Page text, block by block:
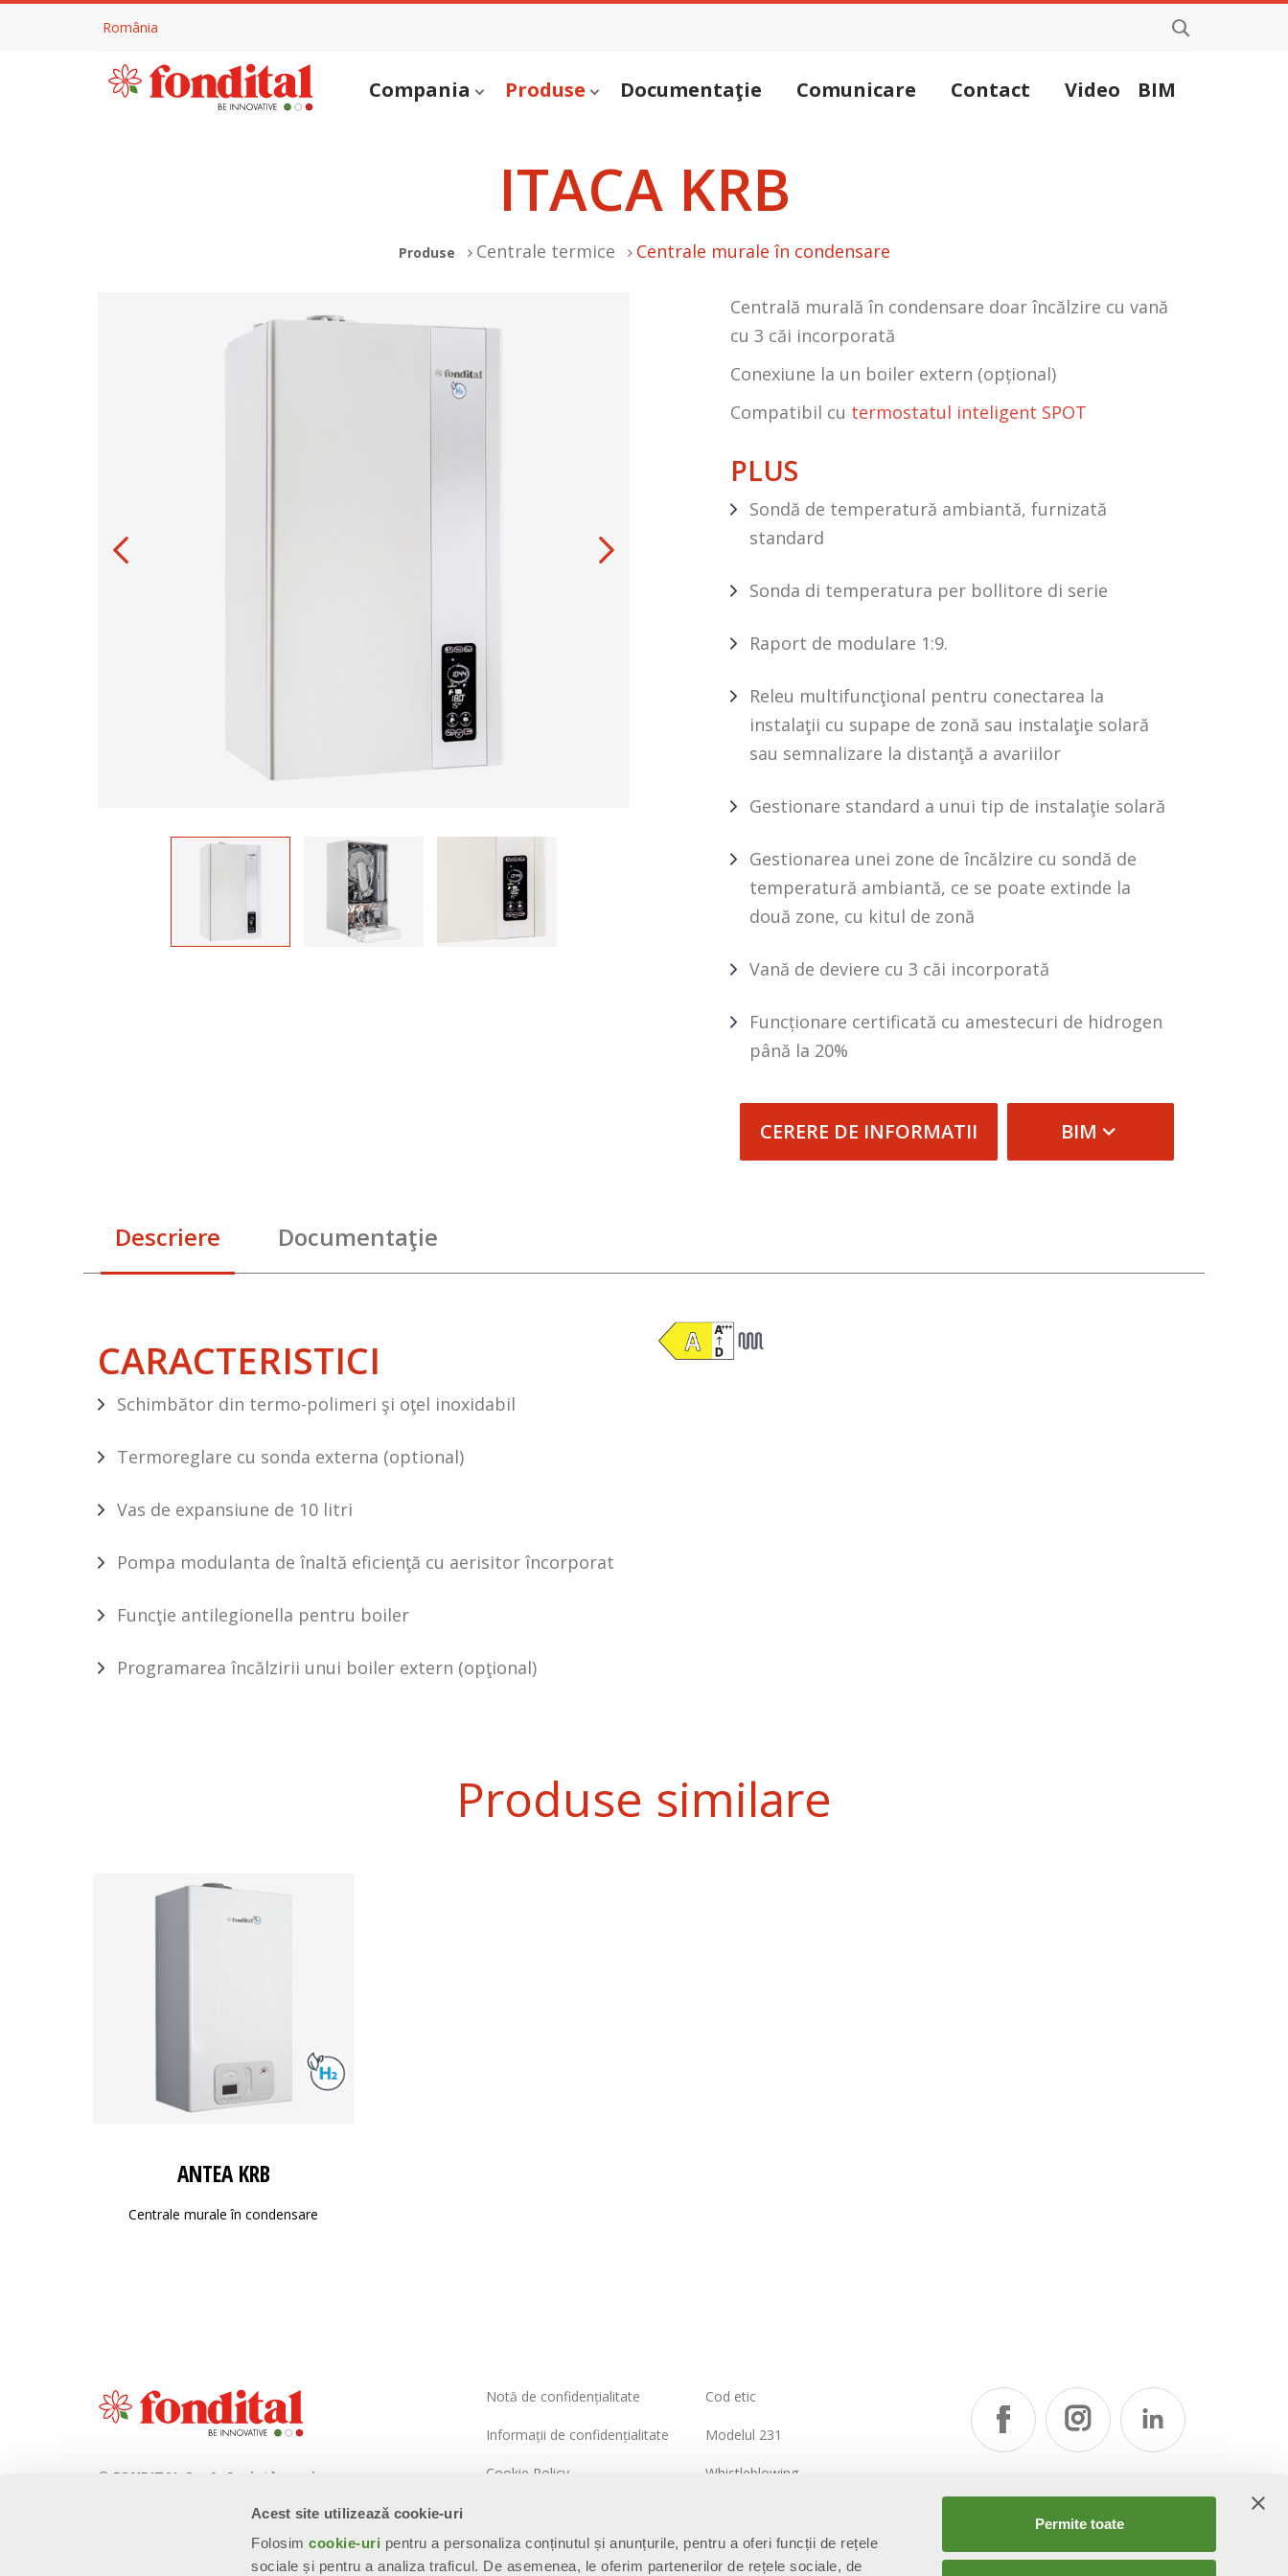
Acest site utilizează cookie-uri
Folosimcookie-uri pentru a personaliza conținutul și anunțurile, pentru a oferi funcții de rețele
sociale și pentru a analiza traficul. De asemenea, le oferim partenerilor de rețele sociale, de
Permite toate
România
Compania Produse Documentaţie Comunicare Contact Video BIM
ITACA KRB
Produse Centrale termice Centrale murale în condensare
Centrală murală în condensare doar încălzire cu vană
cu 3 căi incorporată
Conexiune la un boiler extern (opțional)
Compatibil cu termostatul inteligent SPOT
PLUS
Sondă de temperatură ambiantă, furnizată
standard
Sonda di temperatura per bollitore di serie
Raport de modulare 1:9.
Releu multifuncţional pentru conectarea la
instalaţii cu supape de zonă sau instalaţie solară
sau semnalizare la distanţă a avariilor
Gestionare standard a unui tip de instalaţie solară
Gestionarea unei zone de încălzire cu sondă de
temperatură ambiantă, ce se poate extinde la
două zone, cu kitul de zonă
Vană de deviere cu 3 căi incorporată
Funcționare certificată cu amestecuri de hidrogen
până la 20%
CERERE DE INFORMATII BIM
Descriere Documentaţie
CARACTERISTICI
Schimbător din termo-polimeri şi oţel inoxidabil
Termoreglare cu sonda externa (optional)
Vas de expansiune de 10 litri
Pompa modulanta de înaltă eficienţă cu aerisitor încorporat
Funcţie antilegionella pentru boiler
Programarea încălzirii unui boiler extern (opţional)
Produse similare
ANTEA KRB
Centrale murale în condensare
© FONDITAL S.p.A. Società a unico
Sede Legale e Amministrativa
Via Cerreto, 40 - 25079 VOBARNO
Notă de confidențialitate
Informații de confidențialitate
Cookie Policy
Harta site-ului
Cod etic
Modelul 231
Whistleblowing